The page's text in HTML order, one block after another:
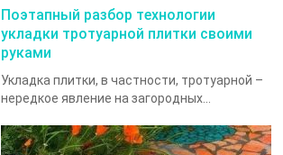
Поэтапный разбор технологии
укладки тротуарной плитки своими
руками
Укладка плитки, в частности, тротуарной –
нередкое явление на загородных...